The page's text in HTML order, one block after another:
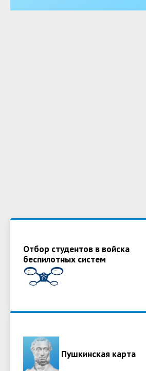
Отбор студентов в войска
беспилотных систем
Пушкинская карта